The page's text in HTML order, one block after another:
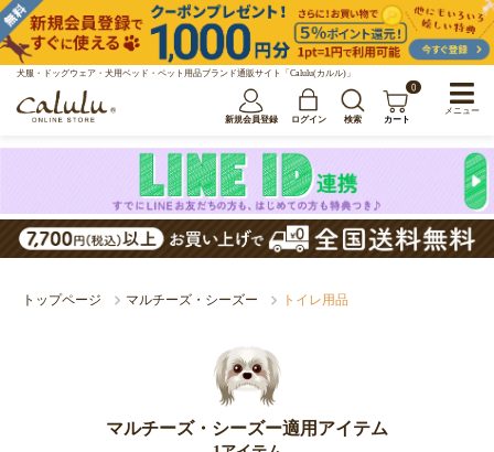
犬服・ドッグウェア・犬用ベッド・ペット用品ブランド通販サイト「Calulu(カルル)」
新規会員登録 ログイン 検索
0
カート
トップページ マルチーズ・シーズー トイレ用品
マルチーズ・シーズー適用アイテム
メニュー